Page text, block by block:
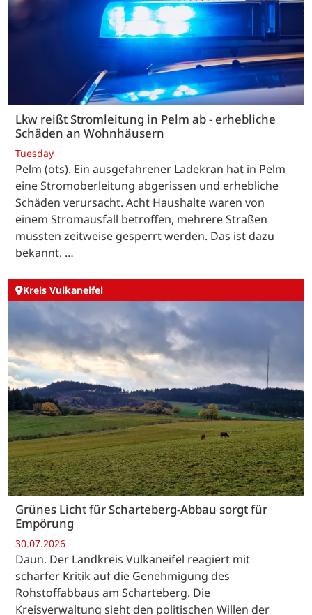
Lkw reißt Stromleitung in Pelm ab - erhebliche
Schäden an Wohnhäusern
Tuesday
Pelm (ots). Ein ausgefahrener Ladekran hat in Pelm
eine Stromoberleitung abgerissen und erhebliche
Schäden verursacht. Acht Haushalte waren von
einem Stromausfall betroffen, mehrere Straßen
mussten zeitweise gesperrt werden. Das ist dazu
bekannt. …
Kreis Vulkaneifel
Grünes Licht für Scharteberg-Abbau sorgt für
Empörung
30.07.2026
Daun. Der Landkreis Vulkaneifel reagiert mit
scharfer Kritik auf die Genehmigung des
Rohstoffabbaus am Scharteberg. Die
Kreisverwaltung sieht den politischen Willen der